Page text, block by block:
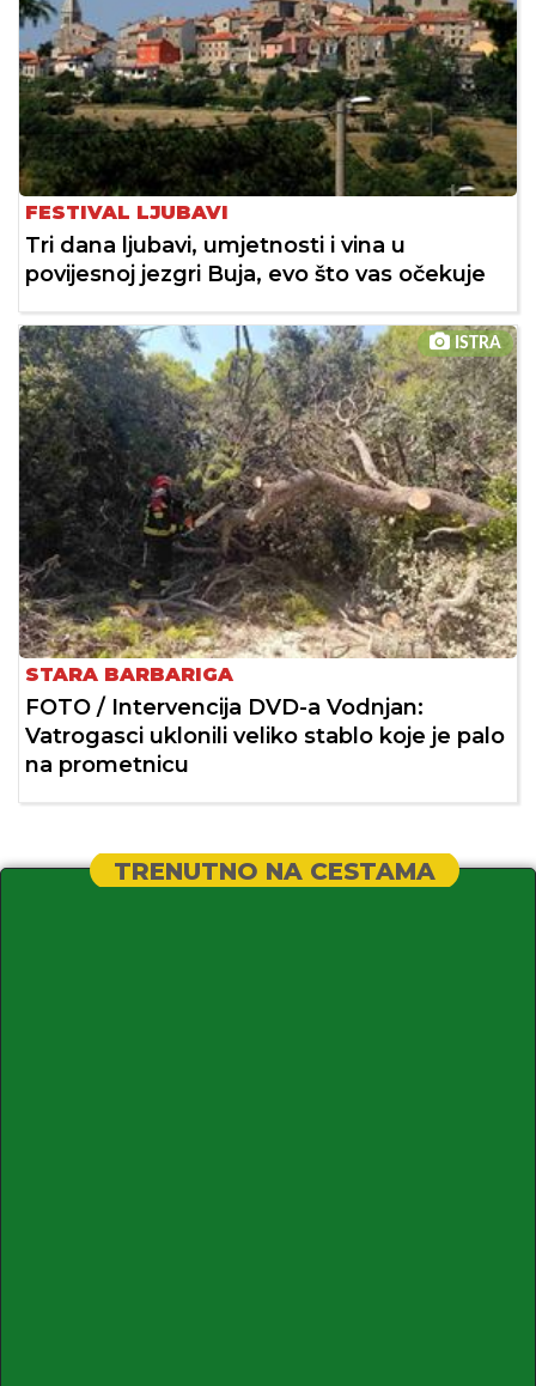
FESTIVAL LJUBAVI
Tri dana ljubavi, umjetnosti i vina u
povijesnoj jezgri Buja, evo što vas očekuje
ISTRA
STARA BARBARIGA
FOTO / Intervencija DVD-a Vodnjan:
Vatrogasci uklonili veliko stablo koje je palo
na prometnicu
TRENUTNO NA CESTAMA